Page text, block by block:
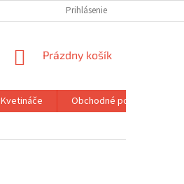
Prihlásenie
NÁKUPNÝ
Prázdny košík
Kvetináče
Obchodné podmienky